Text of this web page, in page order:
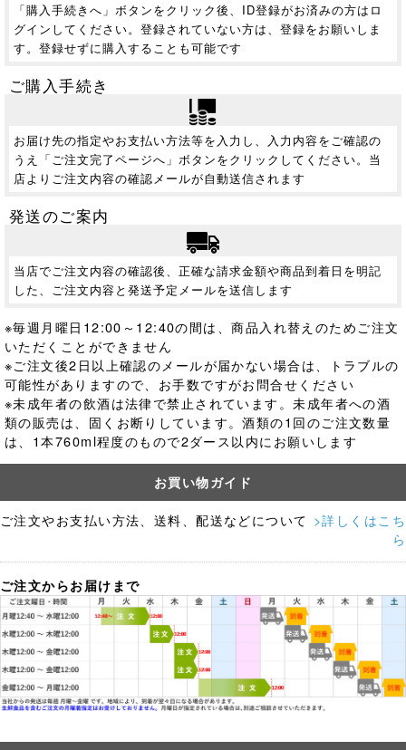
「購入手続きへ」ボタンをクリック後、ID登録がお済みの方はロ
グインしてください。登録されていない方は、登録をお願いしま
す。登録せずに購入することも可能です
ご購入手続き
お届け先の指定やお支払い方法等を入力し、入力内容をご確認の
うえ「ご注文完了ページへ」ボタンをクリックしてください。当
店よりご注文内容の確認メールが自動送信されます
発送のご案内
当店でご注文内容の確認後、正確な請求金額や商品到着日を明記
した、ご注文内容と発送予定メールを送信します
※毎週月曜日12:00～12:40の間は、商品入れ替えのためご注文
いただくことができません
※ご注文後2日以上確認のメールが届かない場合は、トラブルの
可能性がありますので、お手数ですがお問合せください
※未成年者の飲酒は法律で禁止されています。未成年者への酒
類の販売は、固くお断りしています。酒類の1回のご注文数量
は、1本760ml程度のもので2ダース以内にお願いします
お買い物ガイド
ご注文やお支払い方法、送料、配送などについて >詳しくはこち
ら
ご注文からお届けまで